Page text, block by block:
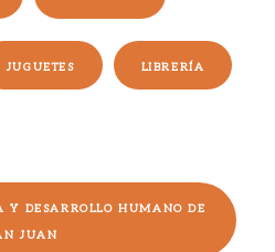
JUGUETES LIBRERÍA
DESARROLLO HUMANO DE
JUAN